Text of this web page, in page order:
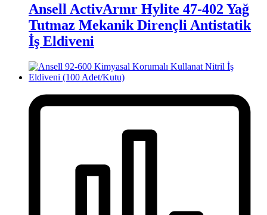
Ansell ActivArmr Hylite 47-402 Yağ
Tutmaz Mekanik Dirençli Antistatik
İş Eldiveni